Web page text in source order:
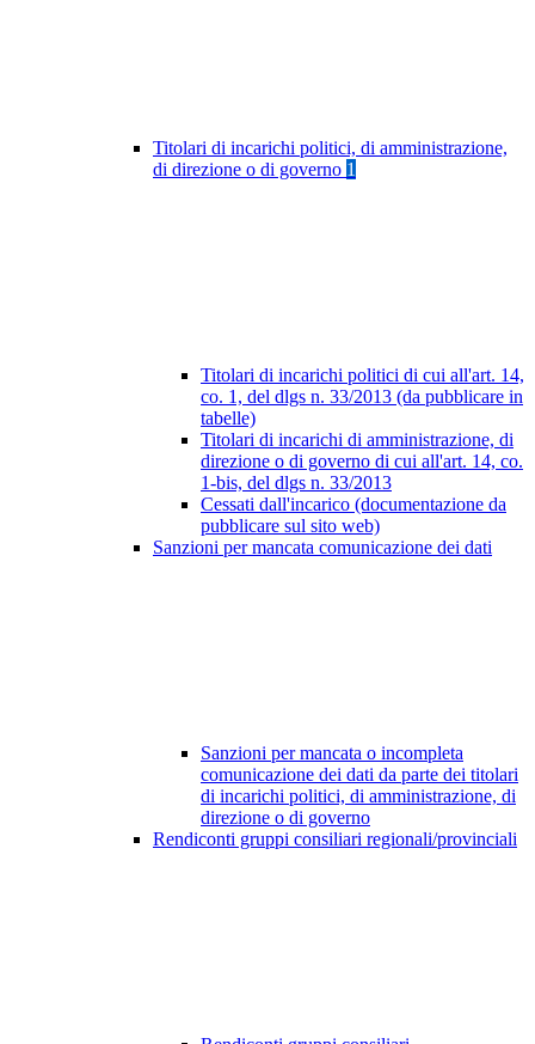
Titolari di incarichi politici, di amministrazione,
di direzione o di governo 1
Titolari di incarichi politici di cui all'art. 14,
co. 1, del dlgs n. 33/2013 (da pubblicare in
tabelle)
Titolari di incarichi di amministrazione, di
direzione o di governo di cui all'art. 14, co.
1-bis, del dlgs n. 33/2013
Cessati dall'incarico (documentazione da
pubblicare sul sito web)
Sanzioni per mancata comunicazione dei dati
Sanzioni per mancata o incompleta
comunicazione dei dati da parte dei titolari
di incarichi politici, di amministrazione, di
direzione o di governo
Rendiconti gruppi consiliari regionali/provinciali